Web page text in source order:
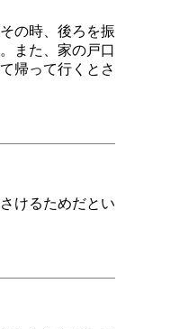
の時、後ろを振
また、家の戸口
帰って行くとさ
けるためだとい